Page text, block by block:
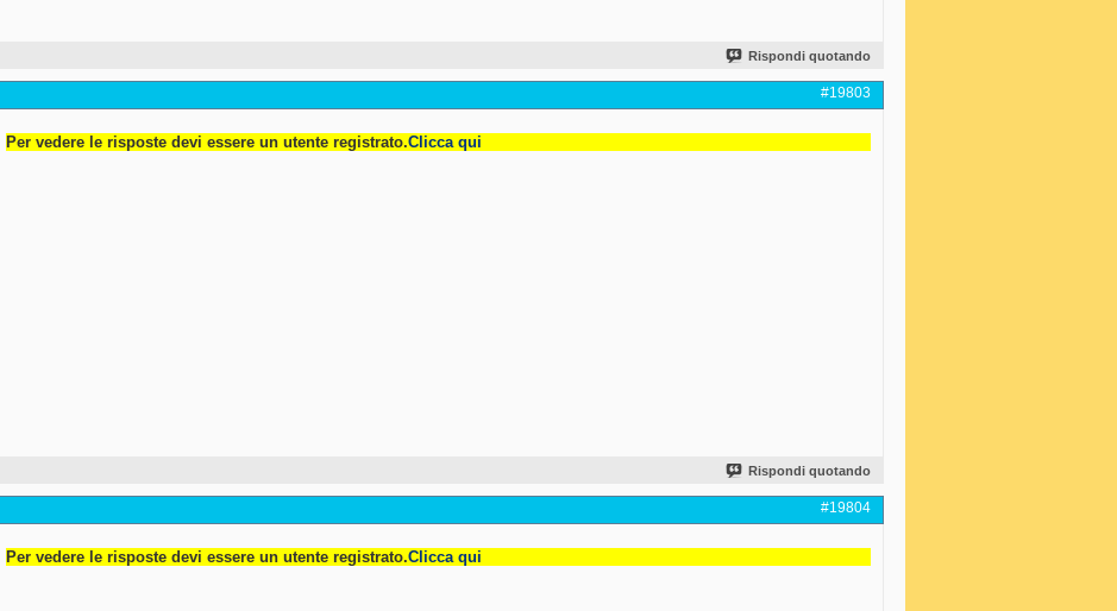
Rispondi quotando
#19803
Per vedere le risposte devi essere un utente registrato.Clicca qui
Rispondi quotando
#19804
Per vedere le risposte devi essere un utente registrato.Clicca qui